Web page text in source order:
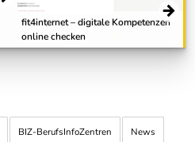
fit4internet – digitale Kompetenzen
online checken
BIZ-BerufsInfoZentren News